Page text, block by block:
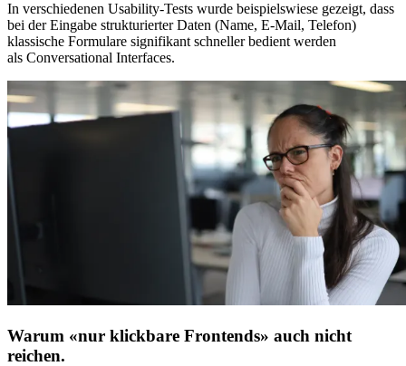
In verschiedenen Usability-Tests wurde beispielswiese gezeigt, dass
bei der Eingabe strukturierter Daten (Name, E-Mail, Telefon)
klassische Formulare signifikant schneller bedient werden
als Conversational Interfaces.
Warum «nur klickbare Frontends» auch nicht
reichen.